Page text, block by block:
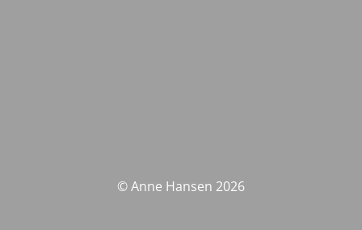
© Anne Hansen 2026